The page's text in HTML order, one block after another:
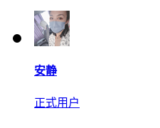
安静
正式用户